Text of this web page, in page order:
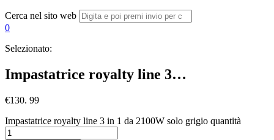
Cerca nel sito web
0
Selezionato:
Impastatrice royalty line 3…
€130. 99
Impastatrice royalty line 3 in 1 da 2100W solo grigio quantità